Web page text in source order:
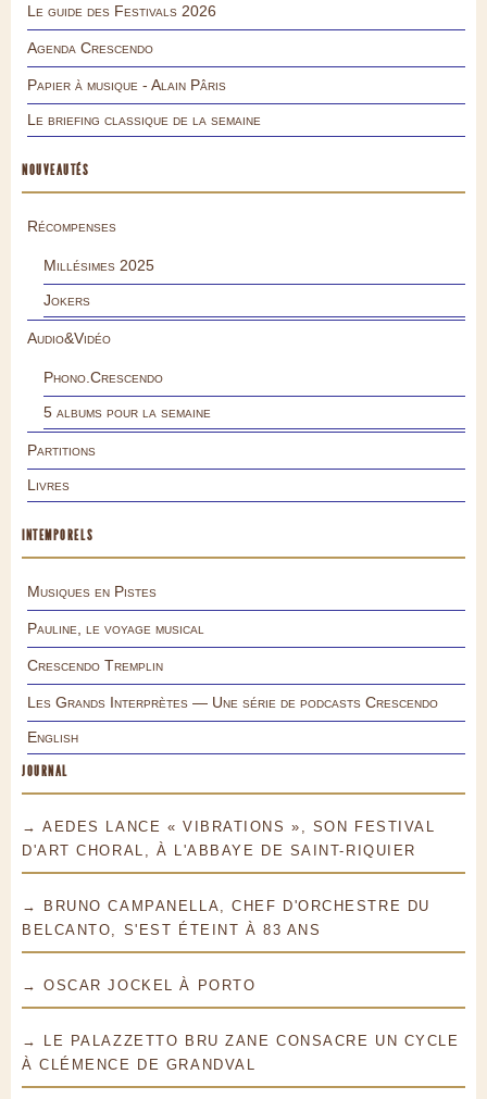
Le guide des Festivals 2026
Agenda Crescendo
Papier à musique - Alain Pâris
Le briefing classique de la semaine
NOUVEAUTÉS
Récompenses
Millésimes 2025
Jokers
Audio&Vidéo
Phono.Crescendo
5 albums pour la semaine
Partitions
Livres
INTEMPORELS
Musiques en Pistes
Pauline, le voyage musical
Crescendo Tremplin
Les Grands Interprètes — Une série de podcasts Crescendo
English
JOURNAL
→ AEDES LANCE « VIBRATIONS », SON FESTIVAL
D'ART CHORAL, À L'ABBAYE DE SAINT-RIQUIER
→ BRUNO CAMPANELLA, CHEF D'ORCHESTRE DU
BELCANTO, S'EST ÉTEINT À 83 ANS
→ OSCAR JOCKEL À PORTO
→ LE PALAZZETTO BRU ZANE CONSACRE UN CYCLE
À CLÉMENCE DE GRANDVAL